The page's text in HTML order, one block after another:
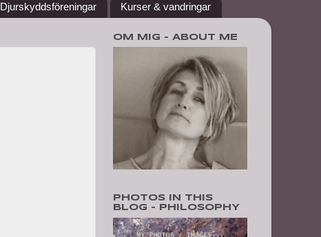
Djurskyddsföreningar Kurser & vandringar
OM MIG - ABOUT ME
PHOTOS IN THIS
BLOG - PHILOSOPHY